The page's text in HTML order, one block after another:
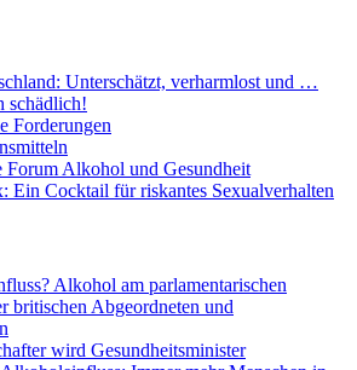
Unterschätzt, verharmlost und …
schädlich!
Forderungen
Forum Alkohol und Gesundheit
Ein Cocktail für riskantes Sexualverhalten
Alkohol am parlamentarischen
britischen Abgeordneten und
wird Gesundheitsminister